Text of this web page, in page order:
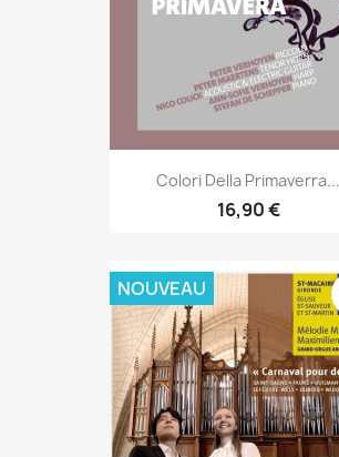
Colori Della Primaverra...
16,90 €
NOUVEAU